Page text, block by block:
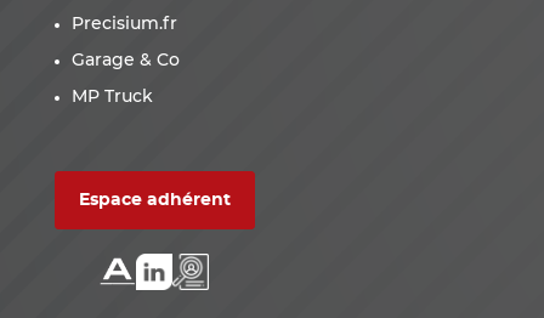
Precisium.fr
Garage & Co
MP Truck
Espace adhérent